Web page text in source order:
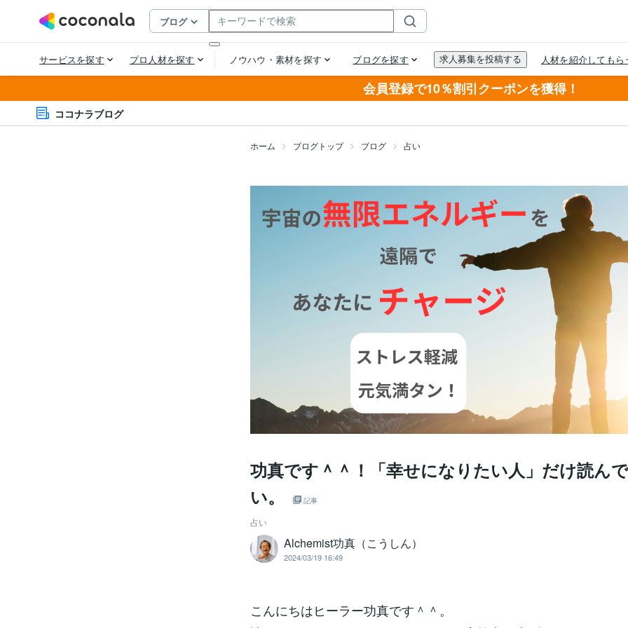
会員登録で10％割引クーポンを獲得！
ココナラブログ
ホーム ブログトップ ブログ 占い
功真です＾＾！「幸せになりたい人」だけ読ん
い。
記事
占い
Alchemist功真（こうしん）
2024/03/19 16:49
こんにちはヒーラー功真です＾＾。